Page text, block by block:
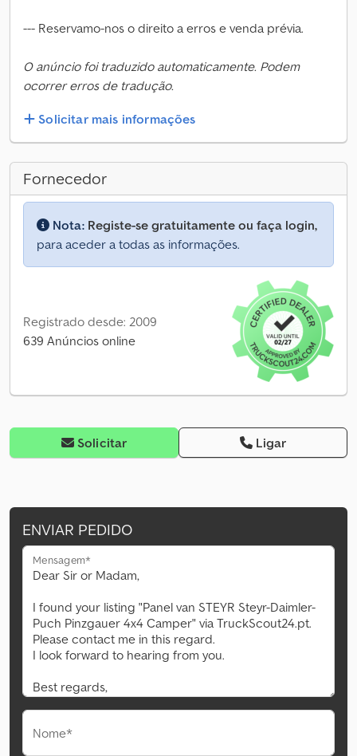
--- Reservamo-nos o direito a erros e venda prévia.
O anúncio foi traduzido automaticamente. Podem
ocorrer erros de tradução.
Solicitar mais informações
Fornecedor
Nota: Registe-se gratuitamente ou faça login,
para aceder a todas as informações.
Registrado desde: 2009
639 Anúncios online
Solicitar Ligar
ENVIAR PEDIDO
Mensagem*
Nome*